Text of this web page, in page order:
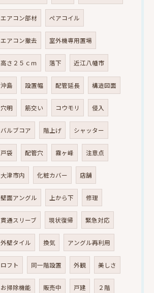
エアコン部材 ペアコイル
エアコン撤去 室外機専用置場
高さ２５ｃｍ 落下 近江八幡市
沖島 設置幅 配管延長 構造図面
穴明 筋交い コウモリ 侵入
バルブコア 階上げ シャッター
戸袋 配管穴 霧ヶ峰 注意点
大津市内 化粧カバー 店舗
壁面アングル 上から下 修理
貫通スリーブ 現状復帰 緊急対応
外壁タイル 換気 アングル再利用
ロフト 同一階設置 外観 美しさ
お掃除機能 販売中 戸建 ２階